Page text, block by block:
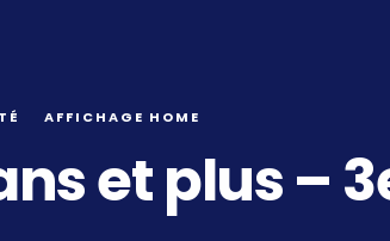
AFFICHAGE HOME
et plus –